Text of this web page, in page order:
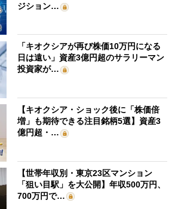
ジション…
「キオクシアが再び株価10万円になる
日は遠い」資産3億円超のサラリーマン
投資家が…
【キオクシア・ショック後に「株価倍
増」も期待できる注目銘柄5選】資産3
億円超・…
【世帯年収別・東京23区マンション
「狙い目駅」を大公開】年収500万円、
700万円で…